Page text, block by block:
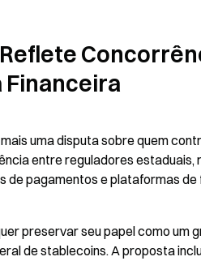
uma disputa sobre quem
entre reguladores estaduais,
de pagamentos e plataformas de
preservar seu papel como um
de stablecoins. A proposta